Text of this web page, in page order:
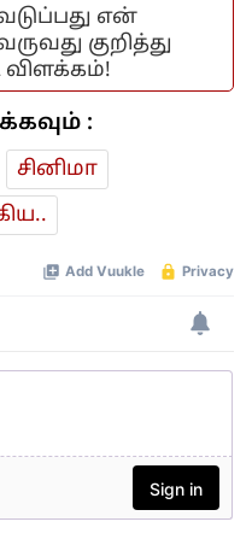
என்
குறித்து
விளக்கம்!
:
சினிமா